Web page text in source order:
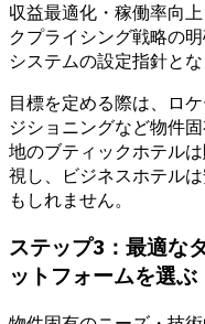
収益最適化・稼働率向
クプライシング戦略の
システムの設定指針と
目標を定める際は、ロ
ジショニングなど物件
地のブティックホテル
視し、ビジネスホテル
もしれません。
ステップ3：最適な
ットフォームを選ぶ